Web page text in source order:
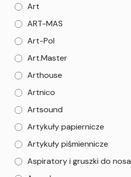
Art
ART-MAS
Art-Pol
Art.Master
Arthouse
Artnico
Artsound
Artykuły papiernicze
Artykuły piśmiennicze
Aspiratory i gruszki do nosa